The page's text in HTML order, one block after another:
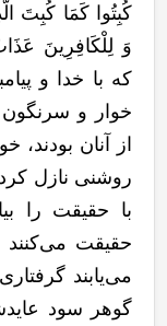
كُبِتُوا كَمَا كُبِتَ
وَ لِلْكَافِرِينَ عَذَابٌ
که با خدا و
خوار و
از آنان بودند،
روشنی نازل
با حقیقت را
حقیقت می
مییابند
گوهر سود